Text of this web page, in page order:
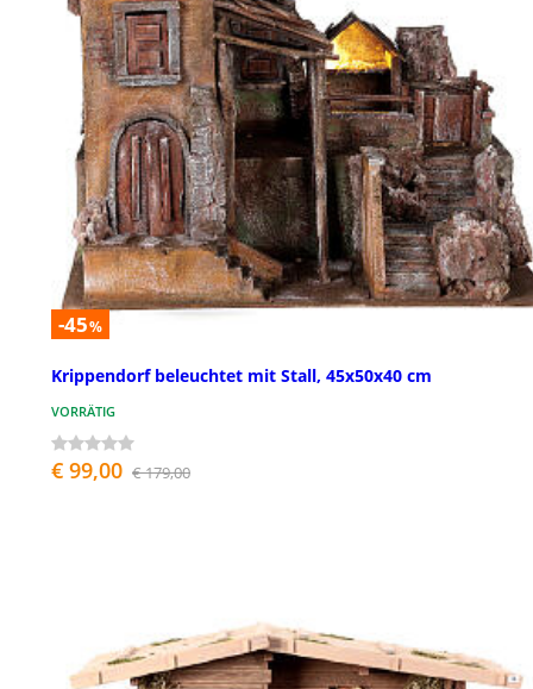
-45%
Krippendorf beleuchtet mit Stall, 45x50x40 cm
VORRÄTIG
€ 99,00 € 179,00